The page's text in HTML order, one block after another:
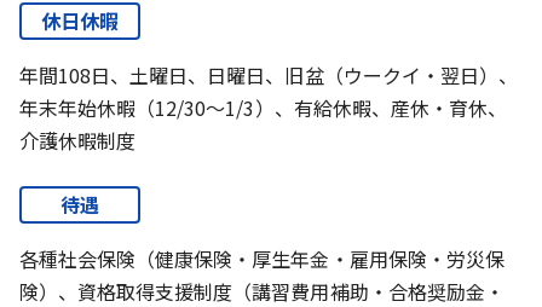
休日休暇
年間108日、土曜日、日曜日、旧盆（ウークイ・翌日）、
年末年始休暇（12/30～1/3）、有給休暇、産休・育休、
介護休暇制度
待遇
各種社会保険（健康保険・厚生年金・雇用保険・労災保
険）、資格取得支援制度（講習費用補助・合格奨励金・